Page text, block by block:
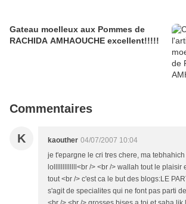
Gateau moelleux aux Pommes de
RACHIDA AMHAOUCHE excellent!!!!!
Commentaires
K kaouther 04/07/2007 10:04
je t'epargne le cri tres chere, ma tebhahich
lolllllllllllll<br /> <br /> wallah tout le plaisir
tout <br /> c'est ca le but des blogs:LE
s'agit de specialites qui ne font pas parti